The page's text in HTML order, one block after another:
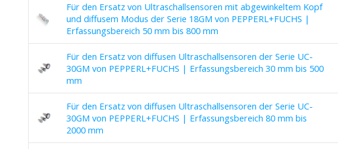
Für den Ersatz von Ultraschallsensoren mit abgewinkeltem Kopf
und diffusem Modus der Serie 18GM von PEPPERL+FUCHS |
Erfassungsbereich 50 mm bis 800 mm
Für den Ersatz von diffusen Ultraschallsensoren der Serie UC-
30GM von PEPPERL+FUCHS | Erfassungsbereich 30 mm bis 500
mm
Für den Ersatz von diffusen Ultraschallsensoren der Serie UC-
30GM von PEPPERL+FUCHS | Erfassungsbereich 80 mm bis
2000 mm